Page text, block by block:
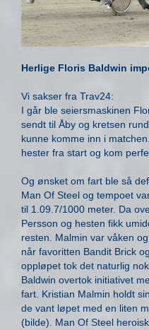
Herlige Floris Baldwin
Vi sakser fra Trav24:
I går ble seiersmaskinen
sendt til Åby og kretsen
kunne komme inn i
hester fra start og kom
Og ønsket om fart ble så
Man Of Steel og tempoet
til 1.09.7/1000 meter. Da
Persson og hesten fikk
resten. Malmin var våken
når favoritten Bandit Brick
oppløpet tok det naturlig
Baldwin overtok initiativet
fart. Kristian Malmin holdt
de vant løpet med en liten
(bilde). Man Of Steel